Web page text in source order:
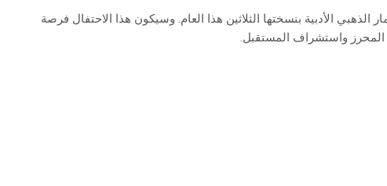
الذهبي الأدبية بنسختها الثلاثين هذا العام. وسيكون هذا الاحتفال فرصة
المحرز واستشراف المستقبل.